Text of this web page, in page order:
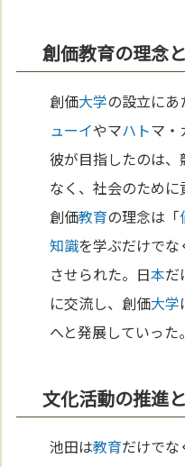
創価教育の理念
創価大学の設立にあ
ューイやマハトマ・
彼が目指したのは
なく、社会のために
創価教育の理念は「
知識を学ぶだけで
させられた。日本だ
に交流し、創価大学
へと発展していった。
文化活動の推進
池田は教育だけでな